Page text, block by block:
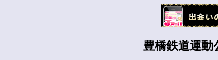
豊橋鉄道運動